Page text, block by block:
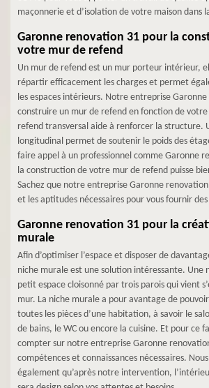
maçonnerie et d’isolation de votre maison dans
Garonne renovation 31 pour la
votre mur de refend
Un mur de refend est un mur porteur intérieur,
répartir efficacement les charges et permet
les espaces intérieurs. Notre entreprise
construire un mur de refend en fonction de
refend transversal aide à renforcer la structure.
longitudinal permet de soutenir le poids des
faire appel à un professionnel comme Garonne
la construction de votre mur de refend puisse
Sachez que notre entreprise Garonne
et les aptitudes nécessaires pour vous fournir
Garonne renovation 31 pour la
murale
Afin d’optimiser l’espace et disposer de
niche murale est une solution intéressante. Une
petit espace cloisonné par trois parois qui vient
mur. La niche murale a pour avantage de
toutes les pièces d’une habitation, à savoir le
de bains, le WC ou encore la cuisine. Et pour ce
compter sur notre entreprise Garonne
compétences et connaissances nécessaires.
également qu’après notre intervention,